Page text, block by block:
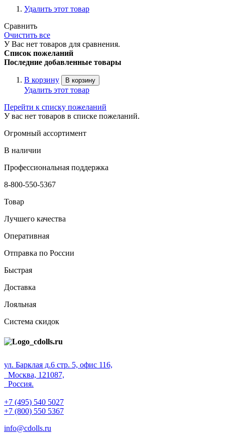
Удалить этот товар
Сравнить
Очистить все
У Вас нет товаров для сравнения.
Список пожеланий
Последние добавленные товары
В корзину В корзину
Удалить этот товар
Перейти к списку пожеланий
У вас нет товаров в списке пожеланий.
Огромный ассортимент
В наличии
Профессиональная поддержка
8-800-550-5367
Товар
Лучшего качества
Оперативная
Отправка по России
Быстрая
Доставка
Лояльная
Система скидок
ул. Барклая д.6 стр. 5, офис 116,
Москва, 121087,
Россия.
+7 (495) 540 5027
+7 (800) 550 5367
info@cdolls.ru